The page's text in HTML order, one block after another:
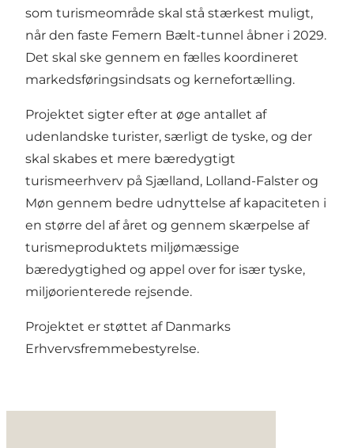
som turismeområde skal stå stærkest muligt,
når den faste Femern Bælt-tunnel åbner i 2029.
Det skal ske gennem en fælles koordineret
markedsføringsindsats og kernefortælling.
Projektet sigter efter at øge antallet af
udenlandske turister, særligt de tyske, og der
skal skabes et mere bæredygtigt
turismeerhverv på Sjælland, Lolland-Falster og
Møn gennem bedre udnyttelse af kapaciteten i
en større del af året og gennem skærpelse af
turismeproduktets miljømæssige
bæredygtighed og appel over for især tyske,
miljøorienterede rejsende.
Projektet er støttet af Danmarks
Erhvervsfremmebestyrelse.